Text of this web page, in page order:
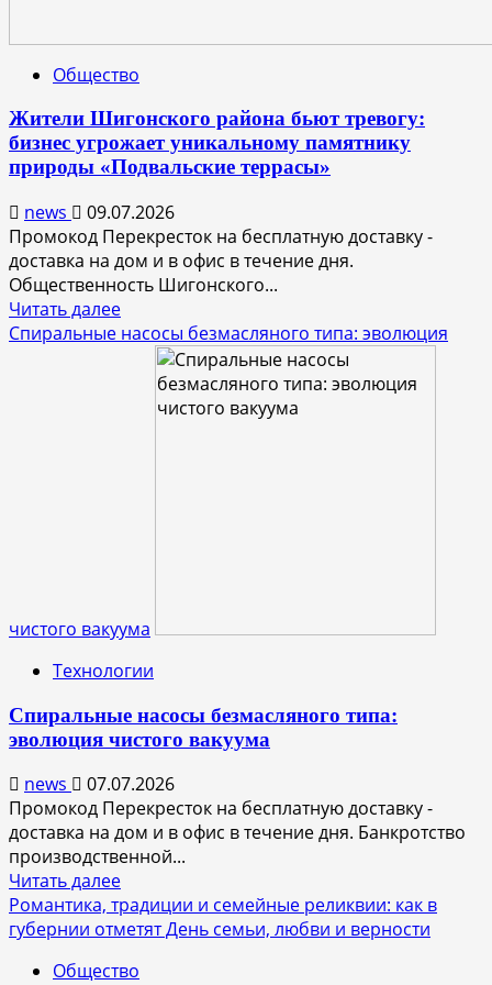
Общество
Жители Шигонского района бьют тревогу:
бизнес угрожает уникальному памятнику
природы «Подвальские террасы»
news
09.07.2026
Промокод Перекресток на бесплатную доставку -
доставка на дом и в офис в течение дня.
Общественность Шигонского...
Читать далееПрочитать
больше
Жители
Шигонского
«Подвальские
террасы»
Спиральные насосы безмасляного типа: эволюция
чистого вакуума
Технологии
Спиральные насосы безмасляного типа:
эволюция чистого вакуума
news
07.07.2026
Промокод Перекресток на бесплатную доставку -
доставка на дом и в офис в течение дня. Банкротство
производственной...
Читать далееПрочитать
больше
о
насосы
Романтика, традиции и семейные реликвии: как в
губернии отметят День семьи, любви и верности
Общество